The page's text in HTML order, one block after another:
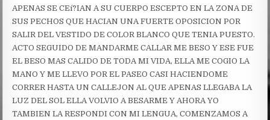
APENAS SE CEí?IAN A SU CUERPO ESCEPTO EN LA ZONA DE
SUS PECHOS QUE HACIAN UNA FUERTE OPOSICION POR
SALIR DEL VESTIDO DE COLOR BLANCO QUE TENIA PUESTO.
ACTO SEGUIDO DE MANDARME CALLAR ME BESO Y ESE FUE
EL BESO MAS CALIDO DE TODA MI VIDA, ELLA ME COGIO LA
MANO Y ME LLEVO POR EL PASEO CASI HACIENDOME
CORRER HASTA UN CALLEJON AL QUE APENAS LLEGABA LA
LUZ DEL SOL ELLA VOLVIO A BESARME Y AHORA YO
TAMBIEN LA RESPONDI CON MI LENGUA, COMENZAMOS A